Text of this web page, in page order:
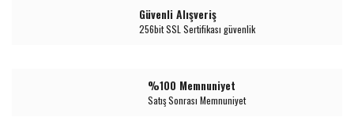
Güvenli Alışveriş
256bit SSL Sertifikası güvenlik
%100 Memnuniyet
Satış Sonrası Memnuniyet